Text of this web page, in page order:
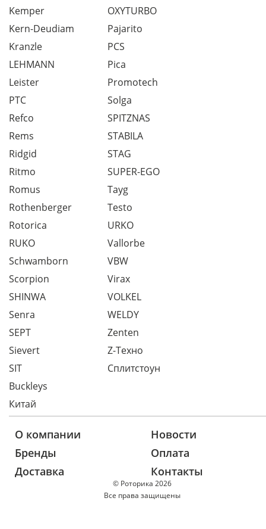
Kemper
Kern-Deudiam
Kranzle
LEHMANN
Leister
OXYTURBO
Pajarito
PCS
Pica
Promotech
PTC
Refco
Rems
Ridgid
Ritmo
Romus
Rothenberger
Rotorica
RUKO
Schwamborn
Scorpion
SHINWA
Senra
SEPT
Sievert
SIT
Solga
SPITZNAS
STABILA
STAG
SUPER-EGO
Tayg
Testo
URKO
Vallorbe
VBW
Virax
VOLKEL
WELDY
Zenten
Z-Техно
Сплитстоун
Buckleys
Китай
© Роторика 2026
Все права защищены
О компании
Новости
Бренды
Оплата
Доставка
Контакты